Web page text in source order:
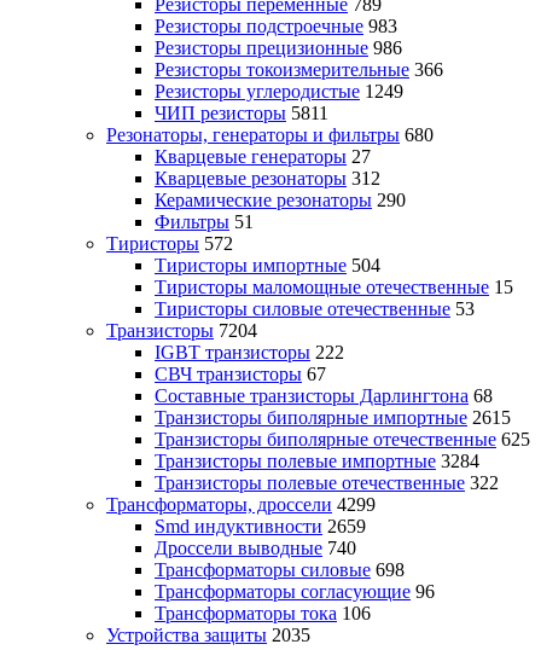
Резисторы подстроечные 983
Резисторы прецизионные 986
Резисторы токоизмерительные 366
Резисторы углеродистые 1249
ЧИП резисторы 5811
Резонаторы, генераторы и фильтры 680
Кварцевые генераторы 27
Кварцевые резонаторы 312
Керамические резонаторы 290
Фильтры 51
Тиристоры 572
Тиристоры импортные 504
Тиристоры маломощные отечественные 15
Тиристоры силовые отечественные 53
Транзисторы 7204
IGBT транзисторы 222
СВЧ транзисторы 67
Составные транзисторы Дарлингтона 68
Транзисторы биполярные импортные 2615
Транзисторы биполярные отечественные 625
Транзисторы полевые импортные 3284
Транзисторы полевые отечественные 322
Трансформаторы, дроссели 4299
Smd индуктивности 2659
Дроссели выводные 740
Трансформаторы силовые 698
Трансформаторы согласующие 96
Трансформаторы тока 106
Устройства защиты 2035